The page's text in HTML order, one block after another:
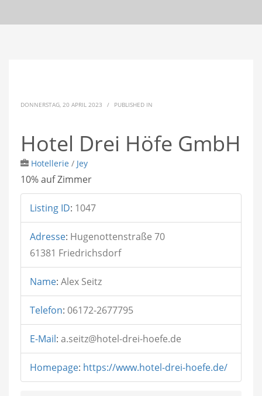
DONNERSTAG, 20 APRIL 2023 / PUBLISHED IN
Hotel Drei Höfe GmbH
Hotellerie / Jey
10% auf Zimmer
Listing ID: 1047
Adresse: Hugenottenstraße 70
61381 Friedrichsdorf
Name: Alex Seitz
Telefon: 06172-2677795
E-Mail: a.seitz@hotel-drei-hoefe.de
Homepage: https://www.hotel-drei-hoefe.de/